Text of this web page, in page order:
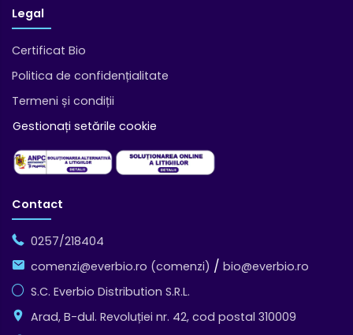
Legal
Certificat Bio
Politica de confidențialitate
Termeni și condiții
Gestionați setările cookie
Contact
0257/218404
comenzi@everbio.ro (comenzi) / bio@everbio.ro
S.C. Everbio Distribution S.R.L.
Arad, B-dul. Revoluției nr. 42, cod postal 310009